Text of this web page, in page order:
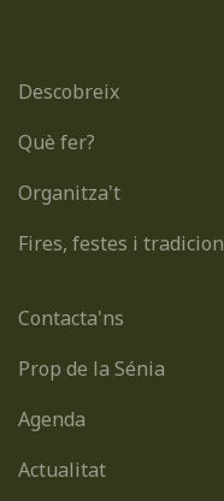
Descobreix
Què fer?
Organitza't
Fires, festes i
Contacta'ns
Prop de la Sénia
Agenda
Actualitat